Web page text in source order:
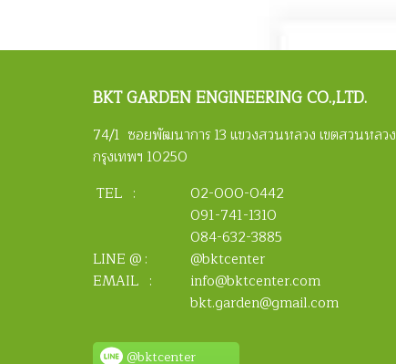
BKTGARDEN ENGINEERING CO.,LTD.
74/1 ซอยพัฒนาการ 13 แขวงสวนหลวง เขตสวนหลวง
กรุงเทพฯ 10250
TEL :
02-000-0442
091-741-1310
084-632-3885
LINE @ :
@bktcenter
EMAIL :
info@bktcenter.com
bkt.garden@gmail.com
@bktcenter